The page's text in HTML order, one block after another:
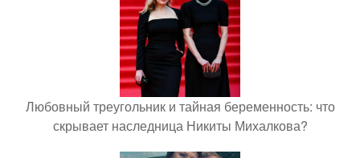
Любовный треугольник и тайная беременность: что
скрывает наследница Никиты Михалкова?